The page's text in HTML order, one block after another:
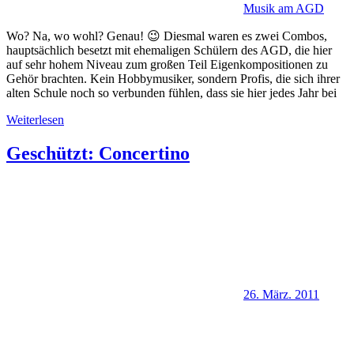
Musik am AGD
Wo? Na, wo wohl? Genau! 😉 Diesmal waren es zwei Combos,
hauptsächlich besetzt mit ehemaligen Schülern des AGD, die hier
auf sehr hohem Niveau zum großen Teil Eigenkompositionen zu
Gehör brachten. Kein Hobbymusiker, sondern Profis, die sich ihrer
alten Schule noch so verbunden fühlen, dass sie hier jedes Jahr bei
Weiterlesen
Geschützt: Concertino
26. März. 2011